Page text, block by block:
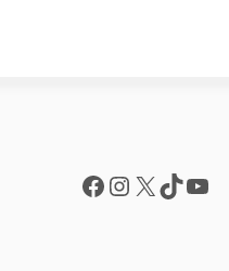
Facebook
Instagram
X TikTok